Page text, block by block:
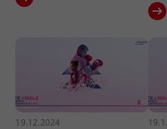
19.12.2024